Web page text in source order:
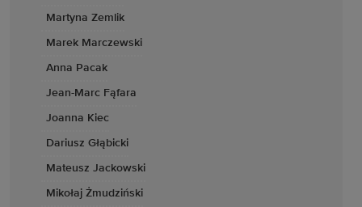
Martyna Zemlik
Marek Marczewski
Anna Pacak
Jean-Marc Fąfara
Joanna Kiec
Dariusz Głąbicki
Mateusz Jackowski
Mikołaj Żmudziński